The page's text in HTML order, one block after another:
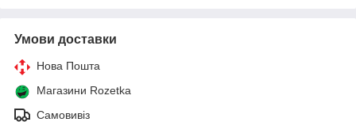
Умови доставки
Нова Пошта
Магазини Rozetka
Самовивіз